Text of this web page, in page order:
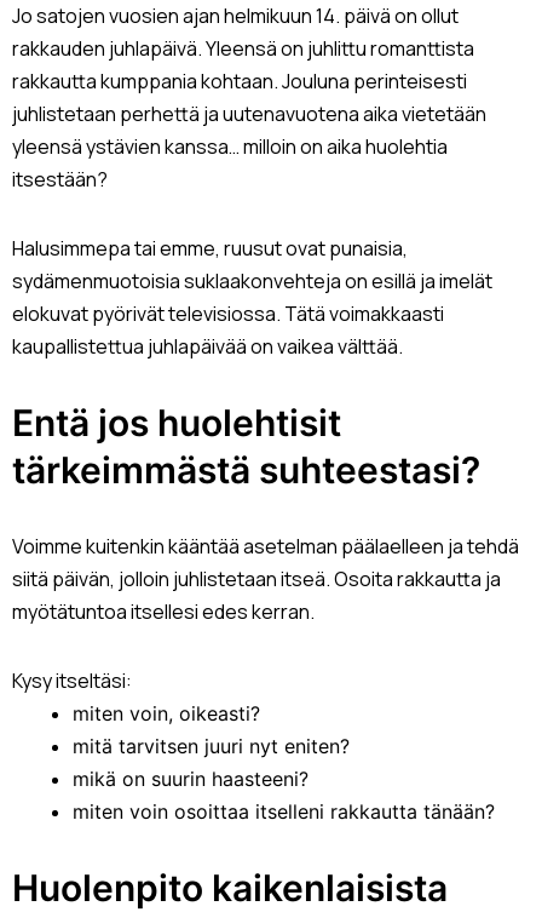
Jo satojen vuosien ajan helmikuun 14. päivä on ollut
rakkauden juhlapäivä. Yleensä on juhlittu romanttista
rakkautta kumppania kohtaan. Jouluna perinteisesti
juhlistetaan perhettä ja uutenavuotena aika vietetään
yleensä ystävien kanssa… milloin on aika huolehtia
itsestään?
Halusimmepa tai emme, ruusut ovat punaisia,
sydämenmuotoisia suklaakonvehteja on esillä ja imelät
elokuvat pyörivät televisiossa. Tätä voimakkaasti
kaupallistettua juhlapäivää on vaikea välttää.
Entä jos huolehtisit
tärkeimmästä suhteestasi?
Voimme kuitenkin kääntää asetelman päälaelleen ja tehdä
siitä päivän, jolloin juhlistetaan itseä. Osoita rakkautta ja
myötätuntoa itsellesi edes kerran.
Kysy itseltäsi:
miten voin, oikeasti?
mitä tarvitsen juuri nyt eniten?
mikä on suurin haasteeni?
miten voin osoittaa itselleni rakkautta tänään?
Huolenpito kaikenlaisista